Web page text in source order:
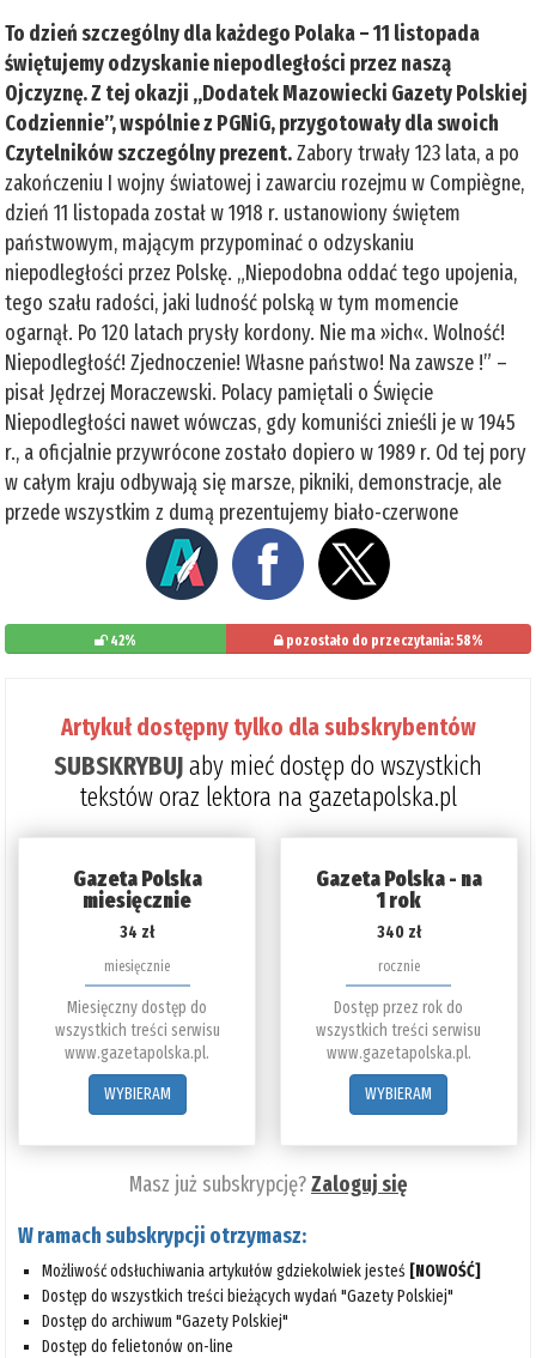
To dzień szczególny dla każdego Polaka – 11 listopada
świętujemy odzyskanie niepodległości przez naszą
Ojczyznę. Z tej okazji „Dodatek Mazowiecki Gazety Polskiej
Codziennie”, wspólnie z PGNiG, przygotowały dla swoich
Czytelników szczególny prezent.Zabory trwały 123 lata, a po
zakończeniu I wojny światowej i zawarciu rozejmu w Compiègne,
dzień 11 listopada został w 1918 r. ustanowiony świętem
państwowym, mającym przypominać o odzyskaniu
niepodległości przez Polskę. „Niepodobna oddać tego upojenia,
tego szału radości, jaki ludność polską w tym momencie
ogarnął. Po 120 latach prysły kordony. Nie ma »ich«. Wolność!
Niepodległość! Zjednoczenie! Własne państwo! Na zawsze !” –
pisał Jędrzej Moraczewski. Polacy pamiętali o Święcie
Niepodległości nawet wówczas, gdy komuniści znieśli je w 1945
r., a oficjalnie przywrócone zostało dopiero w 1989 r. Od tej pory
w całym kraju odbywają się marsze, pikniki, demonstracje, ale
przede wszystkim z dumą prezentujemy biało-czerwone
42% pozostało do przeczytania: 58%
Artykuł dostępny tylko dla subskrybentów
SUBSKRYBUJaby mieć dostęp do wszystkich
tekstów oraz lektora na gazetapolska.pl
Gazeta Polska
miesięcznie
34 zł
miesięcznie
Miesięczny dostęp do
wszystkich treści serwisu
www.gazetapolska.pl.
WYBIERAM
Gazeta Polska - na
1 rok
340 zł
rocznie
Dostęp przez rok do
wszystkich treści serwisu
www.gazetapolska.pl.
WYBIERAM
Masz już subskrypcję?Zaloguj się
W ramach subskrypcji otrzymasz:
Możliwość odsłuchiwania artykułów gdziekolwiek jesteś [NOWOŚĆ]
Dostęp do wszystkich treści bieżących wydań "Gazety Polskiej"
Dostęp do archiwum "Gazety Polskiej"
Dostęp do felietonów on-line